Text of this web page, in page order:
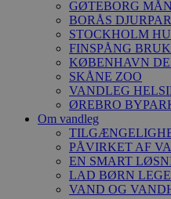
GØTEBORG
BORÅS
STOCKHOLM
FINSPÅNG
KØBENHAVN
SKÅNE ZOO
VANDLEG
ØREBRO
Om vandleg
PÅVIRKET AF
EN SMART
LAD BØRN
VAND OG